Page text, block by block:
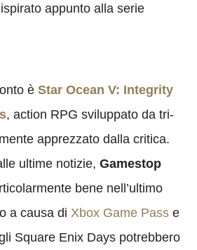
appunto alla serie
è Star Ocean V: Integrity
, action RPG sviluppato da tri-
apprezzato dalla critica.
ultime notizie, Gamestop
bene nell’ultimo
a causa di Xbox Game Pass e
Square Enix Days potrebbero